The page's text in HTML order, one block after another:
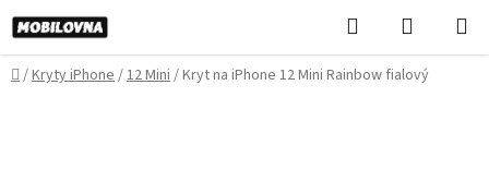
Prejsť
na
obsah
Hľadať
KOŠÍK
Domov
/Kryty iPhone/12 Mini/Kryt na iPhone 12 Mini Rainbow fialový